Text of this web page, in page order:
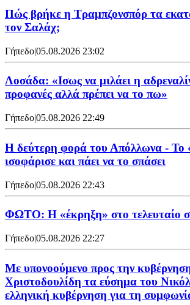
Πώς βρήκε η Τραμπζονσπόρ τα
τον Σαλάχ;
Γήπεδο|05.08.2026 23:02
Λοσάδα: «Ισως να μιλάει η
προφανές αλλά πρέπει να το πω»
Γήπεδο|05.08.2026 22:49
Η δεύτερη φορά του Απόλλωνα - Το
ισοφάρισε και πάει να το σπάσει
Γήπεδο|05.08.2026 22:43
ΦΩΤΟ: Η «έκρηξη» στο τελευταίο
Γήπεδο|05.08.2026 22:27
Με υπονοούμενο προς την
Χριστοδουλίδη τα εύσημα του
ελληνική κυβέρνηση για τη